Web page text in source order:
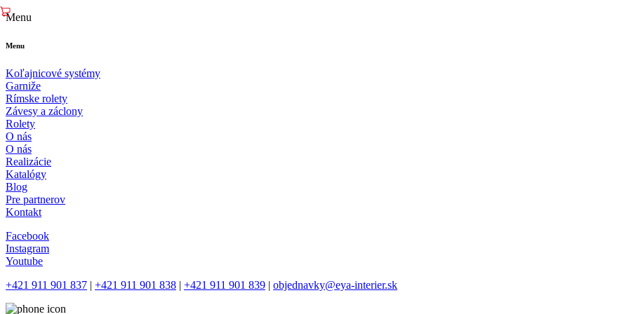
Menu
Menu
Koľajnicové systémy
Garniže
Rímske rolety
Závesy a záclony
Rolety
O nás
O nás
Realizácie
Katalógy
Blog
Pre partnerov
Kontakt
Facebook
Instagram
Youtube
+421 911 901 837 | +421 911 901 838 | +421 911 901 839 | objednavky@eya-interier.sk